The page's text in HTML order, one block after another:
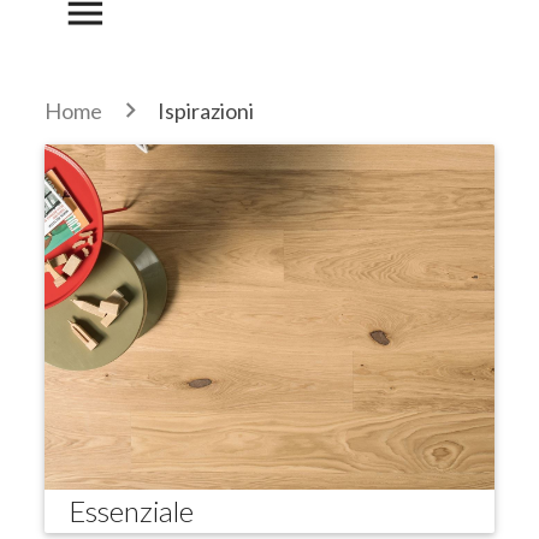
menu
Home Ispirazioni
Essenziale